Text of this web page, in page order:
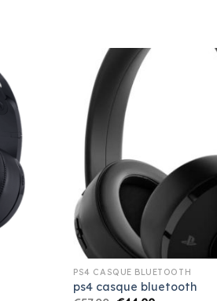
PS4 CASQUE BLUETOOTH
ps4 casque bluetooth